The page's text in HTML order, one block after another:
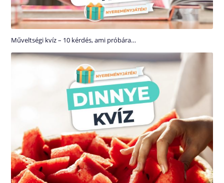
Műveltségi kvíz – 10 kérdés, ami próbára…